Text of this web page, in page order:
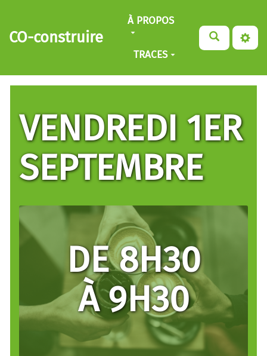
Aller au contenu principal
CO-construire
À PROPOS
TRACES
VENDREDI 1ER
SEPTEMBRE
DE 8H30
À 9H30